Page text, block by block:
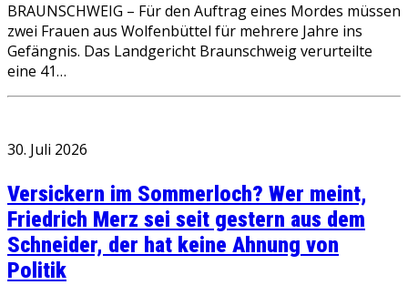
BRAUNSCHWEIG – Für den Auftrag eines Mordes müssen
zwei Frauen aus Wolfenbüttel für mehrere Jahre ins
Gefängnis. Das Landgericht Braunschweig verurteilte
eine 41…
30. Juli 2026
Versickern im Sommerloch? Wer meint,
Friedrich Merz sei seit gestern aus dem
Schneider, der hat keine Ahnung von
Politik